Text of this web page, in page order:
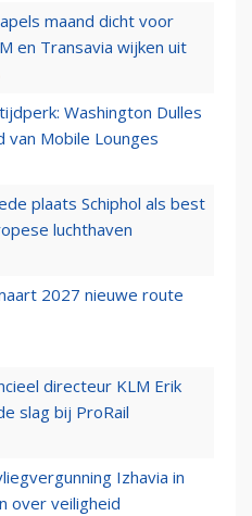
maand dicht voor
en Transavia wijken uit
Washington Dulles
van Mobile Lounges
plaats Schiphol als best
luchthaven
2027 nieuwe route
directeur KLM Erik
slag bij ProRail
Izhavia in
over veiligheid